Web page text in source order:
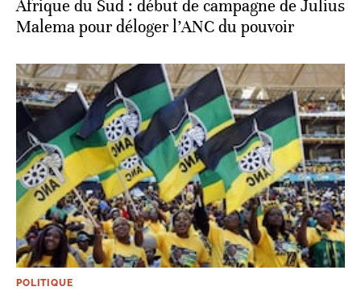
Afrique du Sud : début de campagne de Julius
Malema pour déloger l’ANC du pouvoir
POLITIQUE